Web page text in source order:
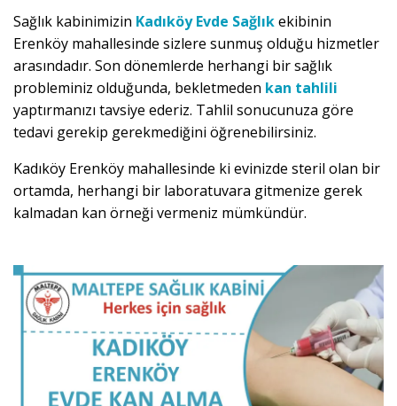
Sağlık kabinimizin Kadıköy Evde Sağlıkekibinin
Erenköy mahallesinde sizlere sunmuş olduğu hizmetler
arasındadır. Son dönemlerde herhangi bir sağlık
probleminiz olduğunda, bekletmeden kan tahlili
yaptırmanızı tavsiye ederiz. Tahlil sonucunuza göre
tedavi gerekip gerekmediğini öğrenebilirsiniz.
Kadıköy Erenköy mahallesinde ki evinizde steril olan bir
ortamda, herhangi bir laboratuvara gitmenize gerek
kalmadan kan örneği vermeniz mümkündür.